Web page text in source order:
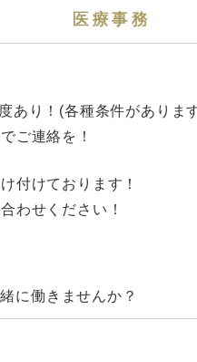
医療事務
あり！(各種条件があります
ご連絡を！
付けております！
わせください！
に働きませんか？